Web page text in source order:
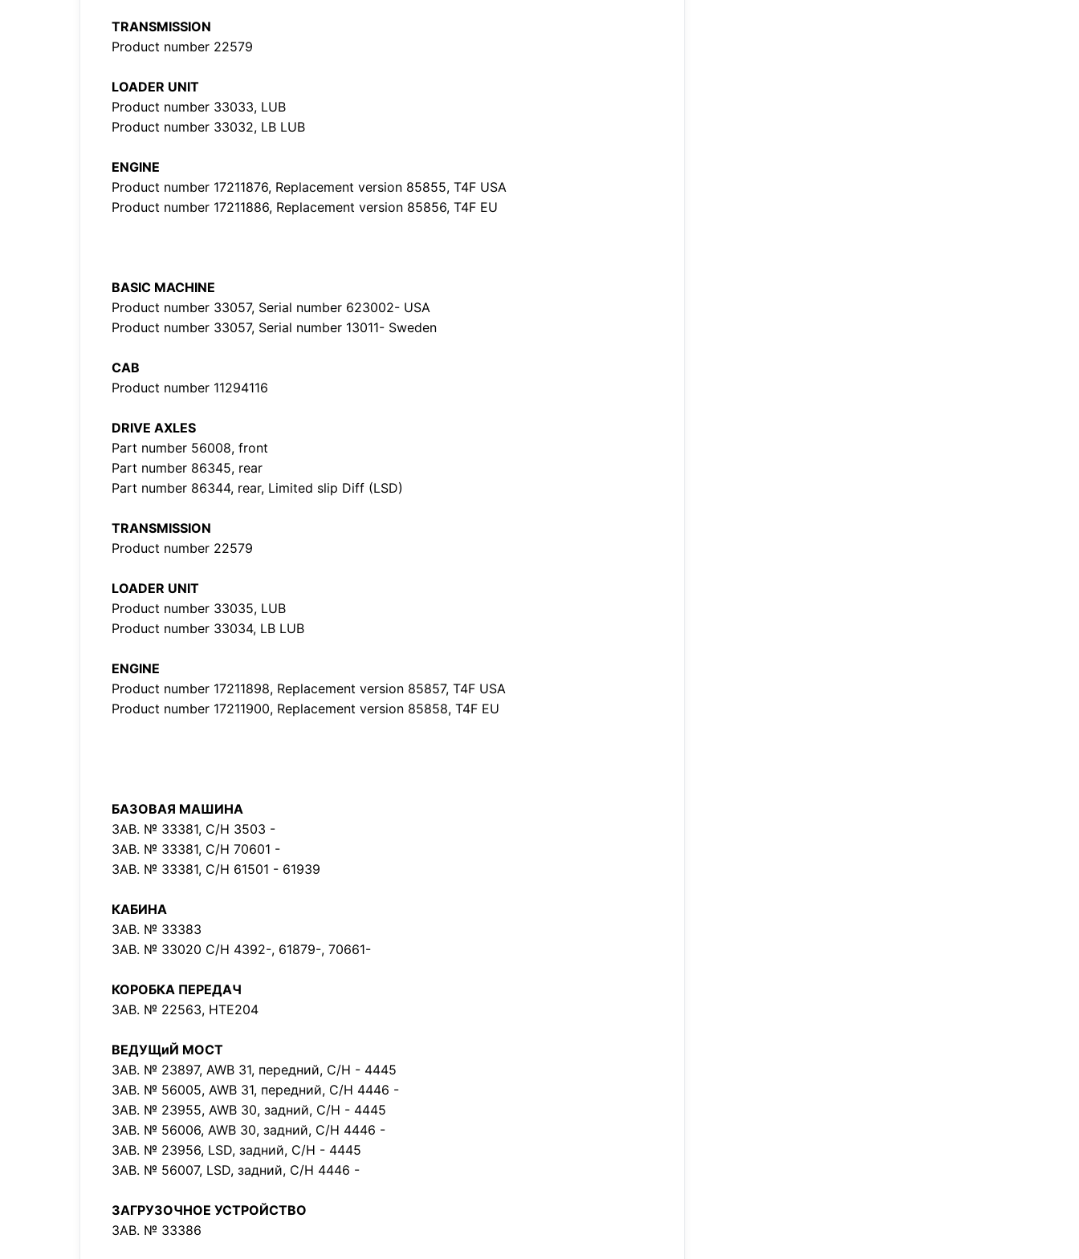
TRANSMISSION
Product number 22579
LOADER UNIT
Product number 33033, LUB
Product number 33032, LB LUB
ENGINE
Product number 17211876, Replacement version 85855, T4F USA
Product number 17211886, Replacement version 85856, T4F EU
BASIC MACHINE
Product number 33057, Serial number 623002- USA
Product number 33057, Serial number 13011- Sweden
CAB
Product number 11294116
DRIVE AXLES
Part number 56008, front
Part number 86345, rear
Part number 86344, rear, Limited slip Diff (LSD)
TRANSMISSION
Product number 22579
LOADER UNIT
Product number 33035, LUB
Product number 33034, LB LUB
ENGINE
Product number 17211898, Replacement version 85857, T4F USA
Product number 17211900, Replacement version 85858, T4F EU
БАЗОВАЯ МАШИНА
ЗАВ. № 33381, С/Н 3503 -
ЗАВ. № 33381, С/Н 70601 -
ЗАВ. № 33381, С/Н 61501 - 61939
КАБИНА
ЗАВ. № 33383
ЗАВ. № 33020 С/Н 4392-, 61879-, 70661-
КОРОБКА ПЕРЕДАЧ
ЗАВ. № 22563, HTE204
ВЕДУЩиЙ МОСТ
ЗАВ. № 23897, AWB 31, передний, С/Н - 4445
ЗАВ. № 56005, AWB 31, передний, С/Н 4446 -
ЗАВ. № 23955, AWB 30, задний, С/Н - 4445
ЗАВ. № 56006, AWB 30, задний, С/Н 4446 -
ЗАВ. № 23956, LSD, задний, С/Н - 4445
ЗАВ. № 56007, LSD, задний, С/Н 4446 -
ЗАГРУЗОЧНОЕ УСТРОЙСТВО
ЗАВ. № 33386